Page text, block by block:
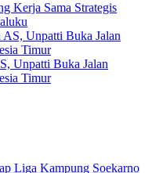
Kerja Sama Strategis
Unpatti Buka Jalan
Timur